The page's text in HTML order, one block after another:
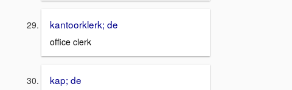
kantoorklerk; de
office clerk
kap; de